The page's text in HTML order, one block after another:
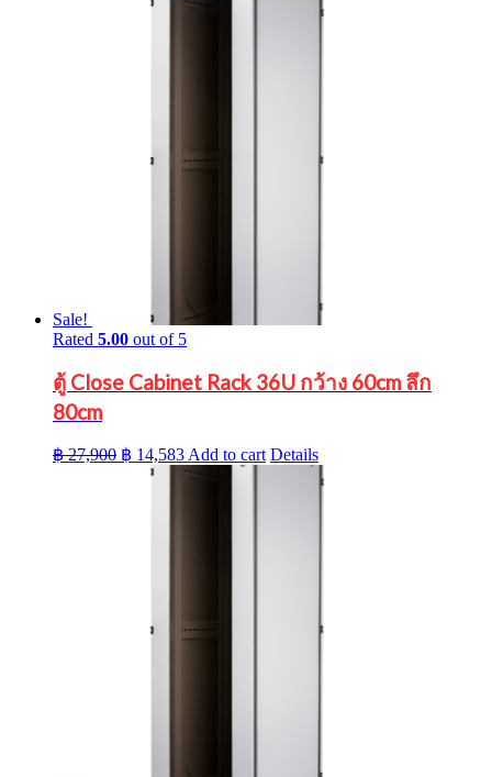
Sale!
Rated 5.00 out of 5
ตู้ Close Cabinet Rack 36U กว้าง 60cm ลึก
80cm
฿27,900 Original
price
฿ 14,583Current
price
Add to cart Details